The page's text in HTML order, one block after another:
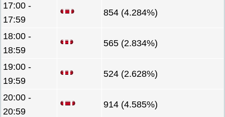
17:00 -
17:59
854 (4.284%)
18:00 -
18:59
565 (2.834%)
19:00 -
19:59
524 (2.628%)
20:00 -
20:59
914 (4.585%)